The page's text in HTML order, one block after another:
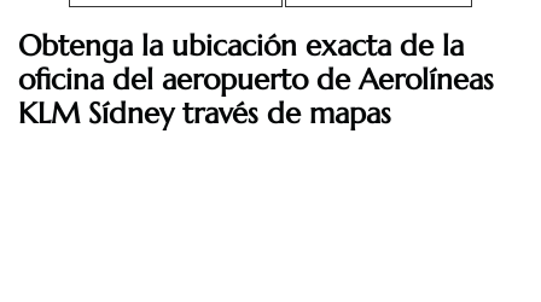
Obtenga la ubicación exacta de la
oficina del aeropuerto de Aerolíneas
KLM Sídney través de mapas